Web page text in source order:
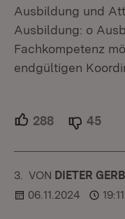
Ausbildung und
Ausbildung: o
Fachkompetenz
endgültigen
288 Unterstützer.
45
3. KOMMENTAR
VON :DIETER
06.11.2024
19:11